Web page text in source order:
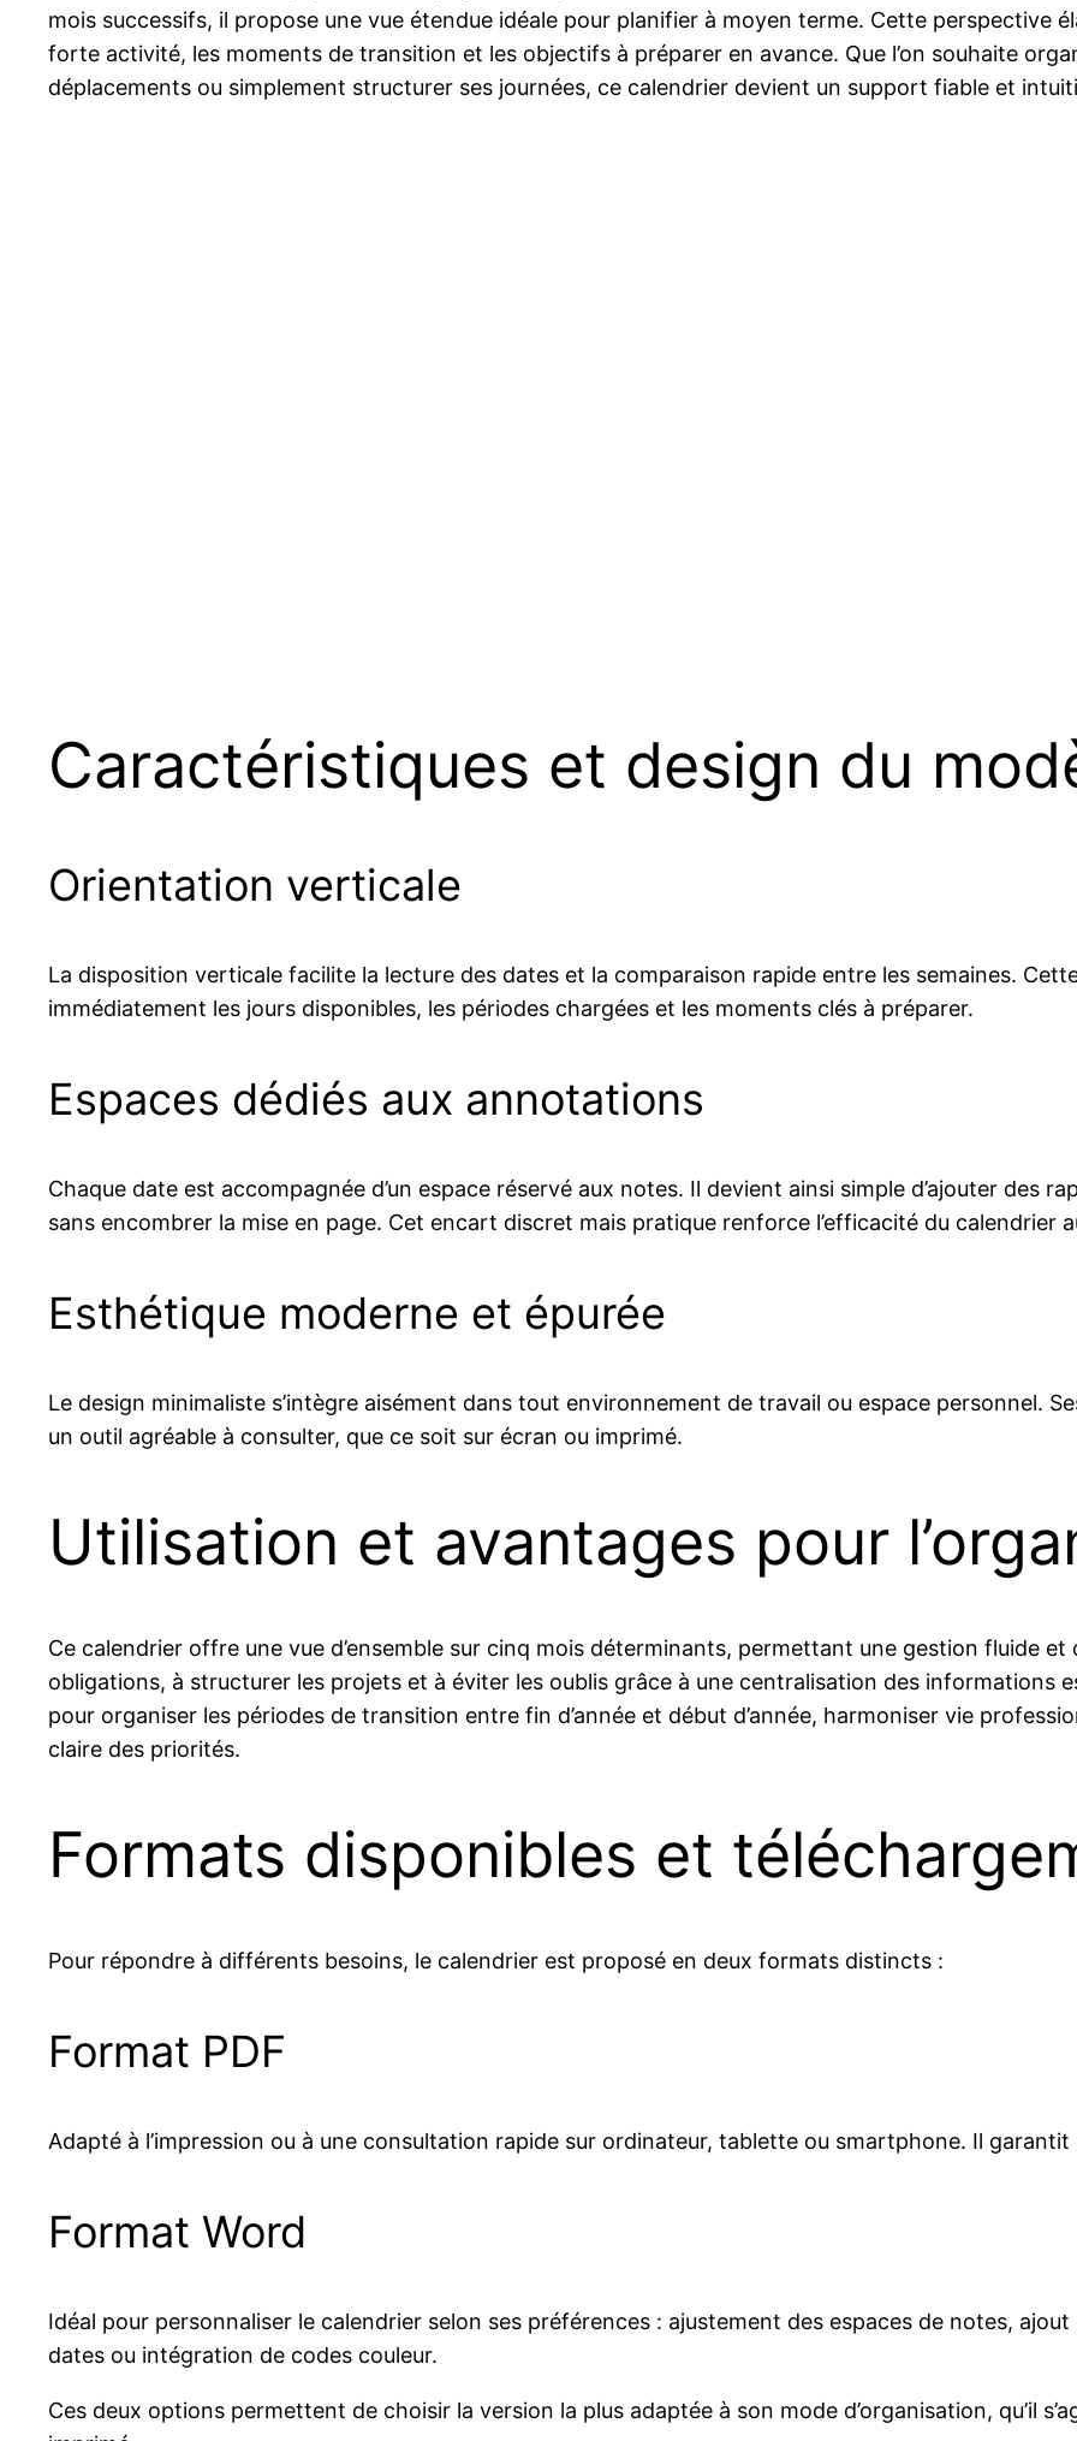
mois successifs, il propose une vue étendue idéale pour planifier à moyen terme. Cette perspective
forte activité, les moments de transition et les objectifs à préparer en avance. Que l’on souhaite
déplacements ou simplement structurer ses journées, ce calendrier devient un support fiable et
Caractéristiques et design du
Orientation verticale
La disposition verticale facilite la lecture des dates et la comparaison rapide entre les semaines.
immédiatement les jours disponibles, les périodes chargées et les moments clés à préparer.
Espaces dédiés aux annotations
Chaque date est accompagnée d’un espace réservé aux notes. Il devient ainsi simple d’ajouter des
sans encombrer la mise en page. Cet encart discret mais pratique renforce l’efficacité du calendrier
Esthétique moderne et épurée
Le design minimaliste s’intègre aisément dans tout environnement de travail ou espace personnel.
un outil agréable à consulter, que ce soit sur écran ou imprimé.
Utilisation et avantages pour
Ce calendrier offre une vue d’ensemble sur cinq mois déterminants, permettant une gestion fluide
obligations, à structurer les projets et à éviter les oublis grâce à une centralisation des informations
pour organiser les périodes de transition entre fin d’année et début d’année, harmoniser vie
claire des priorités.
Formats disponibles et
Pour répondre à différents besoins, le calendrier est proposé en deux formats distincts :
Format PDF
Adapté à l’impression ou à une consultation rapide sur ordinateur, tablette ou smartphone. Il garantit
Format Word
Idéal pour personnaliser le calendrier selon ses préférences : ajustement des espaces de notes,
dates ou intégration de codes couleur.
Ces deux options permettent de choisir la version la plus adaptée à son mode d’organisation, qu’il